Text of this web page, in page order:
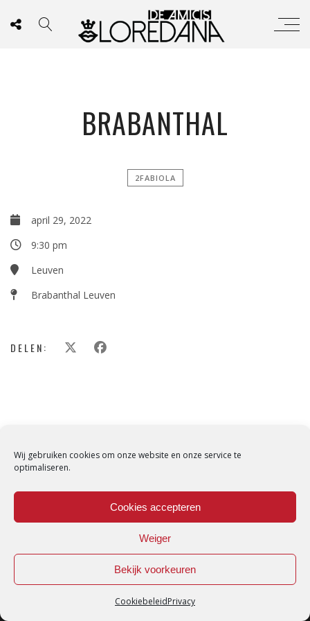
Wij gebruiken cookies om onze website en onze service te
optimaliseren.
Cookies accepteren
Weiger
Bekijk voorkeuren
CookiebeleidPrivacy
BRABANTHAL
2FABIOLA
april 29, 2022
9:30 pm
Leuven
Brabanthal Leuven
DELEN:
Loredana © Made with love byDirtyHippos